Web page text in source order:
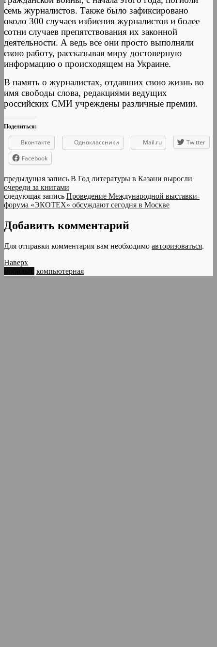
семь журналистов. Также было зафиксировано
около 300 случаев избиения журналистов и более
сотни случаев препятствования их законной
деятельности. А ведь все они просто выполняли
свою работу, рассказывая миру достоверную
информацию о происходящем на Украине.
В память о журналистах, отдавших свою жизнь во
имя свободы слова, редакциями ведущих
российских СМИ учреждены различные премии.
Поделиться:
Вконтакте Одноклассники Mail.ru
Twitter
Facebook
предыдущая запись В Год литературы в Казани выросли
очереди за книгами
следующая запись Проведение Международной выставки-
форума «ЭКОТЕХ» обсуждают сегодня в Москве
Добавить комментарий
Для отправки комментария вам необходимо авторизоваться.
Наверх
компьютерная